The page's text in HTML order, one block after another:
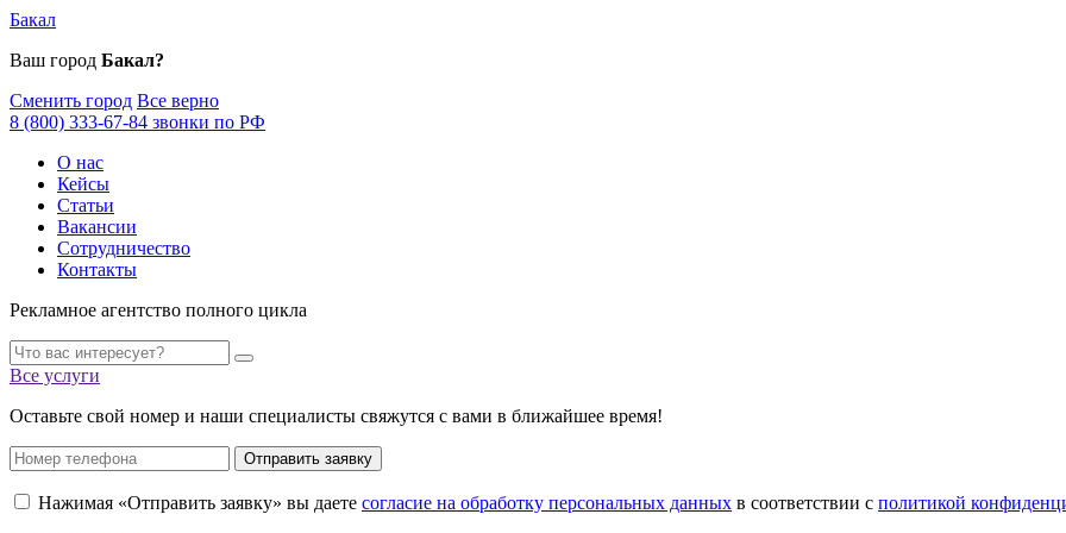
Бакал
Ваш город Бакал?
Сменить город Все верно
8 (800) 333-67-84 звонки по РФ
О нас
Кейсы
Статьи
Вакансии
Сотрудничество
Контакты
Рекламное агентство полного цикла
Все услуги
Оставьте свой номер и наши специалисты свяжутся с вами в ближайшее время!
Отправить заявку
Нажимая «Отправить заявку» вы даете согласие на обработку персональных данных в соответствии с политикой